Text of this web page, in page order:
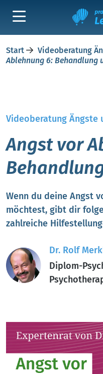
Start Videoberatung
Ablehnung 6: Behandlung
Videoberatung Ängste
Angst vor
Wenn du deine Angst
möchtest, gibt dir
zahlreiche
Dr. Rolf
Diplom-